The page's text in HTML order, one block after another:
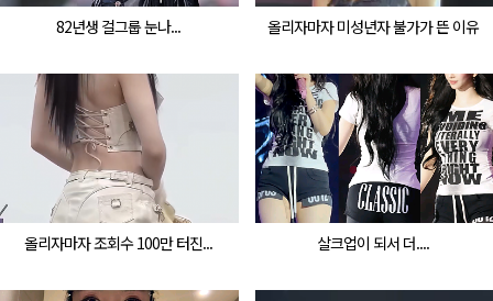
82년생 걸그룹 눈나... 올리자마자 미성년자 불가가 뜬 이유
올리자마자 조회수 100만 터진... 살크업이 되서 더....